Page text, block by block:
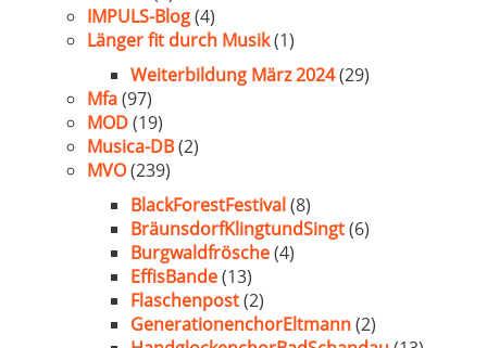
IMPULS-Blog(4)
Länger fit durch Musik(1)
Weiterbildung März 2024(29)
Mfa(97)
MOD(19)
Musica-DB(2)
MVO(239)
BlackForestFestival(8)
BräunsdorfKlingtundSingt(6)
Burgwaldfrösche(4)
EffisBande(13)
Flaschenpost(2)
GenerationenchorEltmann(2)